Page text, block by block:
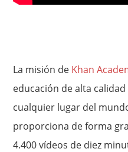
La misión de Khan
educación de alta
cualquier lugar del
proporciona de forma
4.400 vídeos de diez